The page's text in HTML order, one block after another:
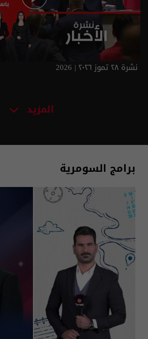
نشرة ٢٨ تموز ٢٠٢٦ | 2026
المزيد
برامج السومرية